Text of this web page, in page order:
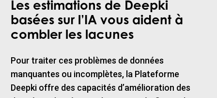
Les estimations de Deepki
basées sur l’IA vous aident à
combler les lacunes
Pour traiter ces problèmes de données
manquantes ou incomplètes, la Plateforme
Deepki offre des capacités d’amélioration des